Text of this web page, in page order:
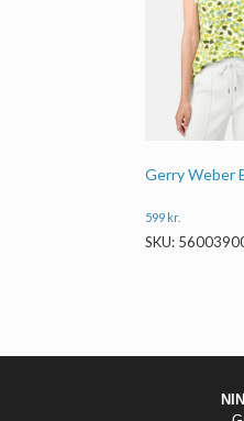
Gerry Weber
599kr.
SKU: